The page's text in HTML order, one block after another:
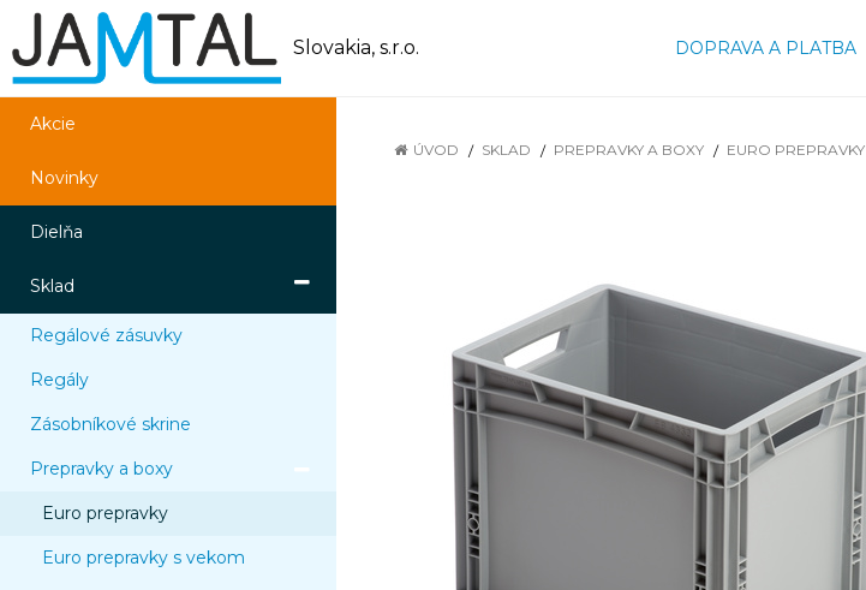
Slovakia, s.r.o. DOPRAVA A PLATBA
Akcie
Novinky
Dielňa
Sklad
Regálové zásuvky
Regály
Zásobníkové skrine
Prepravky a boxy
Euro prepravky
Euro prepravky s vekom
ÚVOD SKLAD PREPRAVKY A BOXY EURO PREPRAVKY